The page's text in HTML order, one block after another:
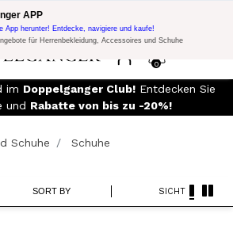
Extra-Rabatt auf 300€ Einkauf mit Code:
DOPPEL300
0
APP
App herunter! Entdecke, navigiere und kaufe!
für Herrenbekleidung, Accessoires und Schuhe
im Doppelganger Club!Entdecken Sie
und Rabatte von bis zu -20%!
Schuhe Schuhe
SORT BY SICHT